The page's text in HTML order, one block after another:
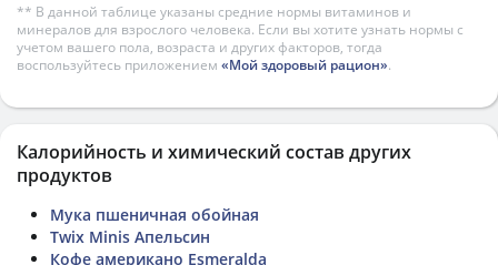
** В данной таблице указаны средние нормы витаминов и
минералов для взрослого человека. Если вы хотите узнать нормы с
учетом вашего пола, возраста и других факторов, тогда
воспользуйтесь приложением «Мой здоровый рацион».
Калорийность и химический состав других
продуктов
Мука пшеничная обойная
Twix Minis Апельсин
Кофе американо Esmeralda